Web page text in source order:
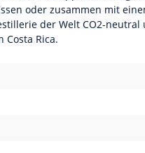
oder zusammen mit
der Welt CO2-
Costa Rica.